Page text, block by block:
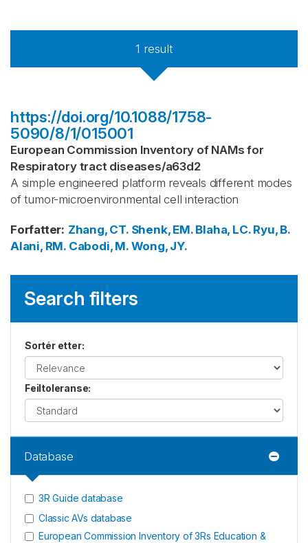
1 result
https://doi.org/10.1088/1758-
5090/8/1/015001
European Commission Inventory of NAMs for
Respiratory tract diseases/a63d2
A simple engineered platform reveals different modes
of tumor-microenvironmental cell interaction
Forfatter: Zhang, CT. Shenk, EM. Blaha, LC. Ryu, B.
Alani, RM. Cabodi, M. Wong, JY.
Search filters
Sortér etter:
Feiltoleranse:
Database
3R Guide database
Classic AVs database
European Commission Inventory of 3Rs Education &